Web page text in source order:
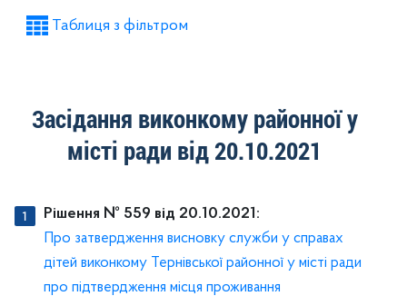
Проекти рішень районної ради
Таблиця з фільтром
Засідання виконкому районної у
місті ради від 20.10.2021
Рішення № 559 від 20.10.2021:
Про затвердження висновку служби у справах
дітей виконкому Тернівської районної у місті ради
про підтвердження місця проживання